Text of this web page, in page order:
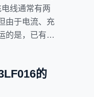
线通常有两
由于电流、充
的是，已有标
为所有汽车
的